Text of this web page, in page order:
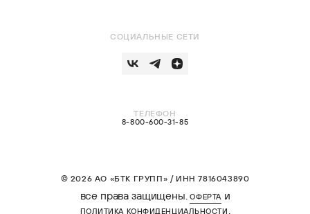
СОЦИАЛЬНЫЕ СЕТИ
ТЕЛЕФОН
8-800-600-31-85
© 2026 АО «БТК ГРУПП» / ИНН 7816043890
все права защищены.ОФЕРТА и
ПОЛИТИКА КОНФИДЕНЦИАЛЬНОСТИ